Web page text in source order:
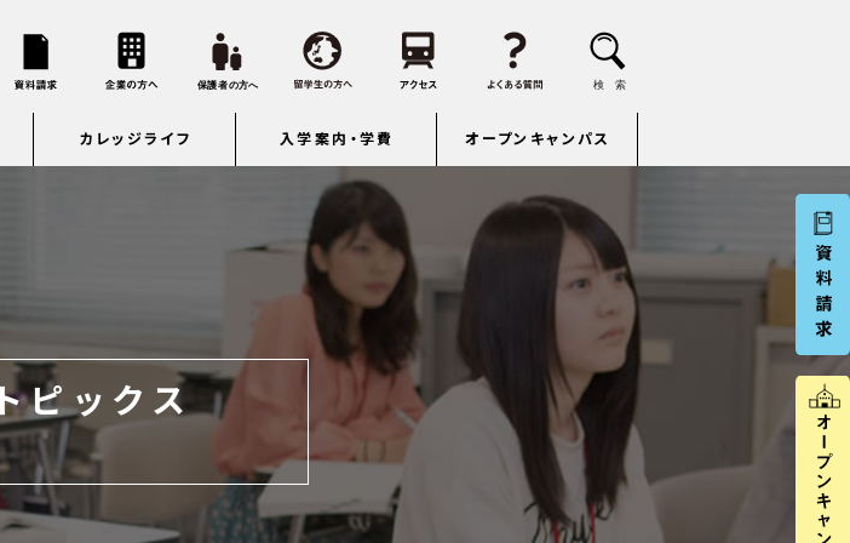
カレッジライフ 入学案内・学費 オープンキャンパス
ピックス